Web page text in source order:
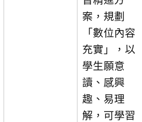
案，規劃
「數位內容
充實」，以
學生願意
讀、感興
趣、易理
解，可學習